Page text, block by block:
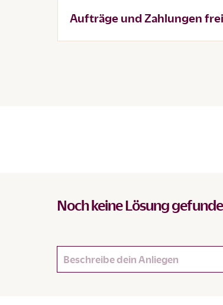
Aufträge und Zahlungen
Noch keine Lösung